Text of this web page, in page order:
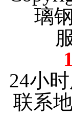
璃
24小
联系